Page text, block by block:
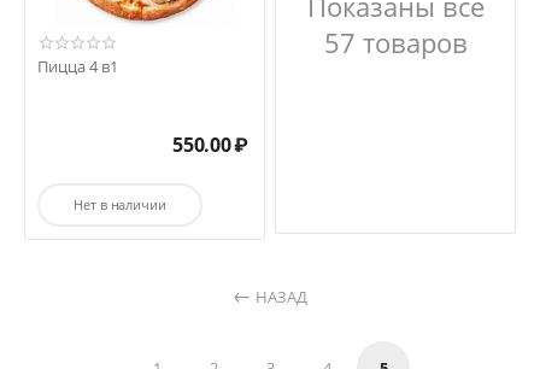
Пицца 4 в1
550.00₽
Нет в наличии
57 товаров
НАЗАД